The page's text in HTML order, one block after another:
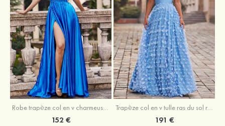
Robe trapèze col en v charmeuse traîne balayage robe de bal
152 €
Trapèze col en v tulle ras du sol robe de bal avec papillon
191 €